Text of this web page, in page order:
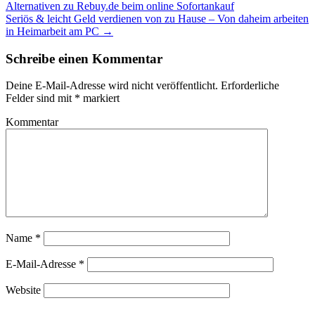
Alternativen zu Rebuy.de beim online Sofortankauf
Seriös & leicht Geld verdienen von zu Hause – Von daheim arbeiten
in Heimarbeit am PC →
Schreibe einen Kommentar
Deine E-Mail-Adresse wird nicht veröffentlicht. Erforderliche
Felder sind mit * markiert
Kommentar
Name *
E-Mail-Adresse *
Website